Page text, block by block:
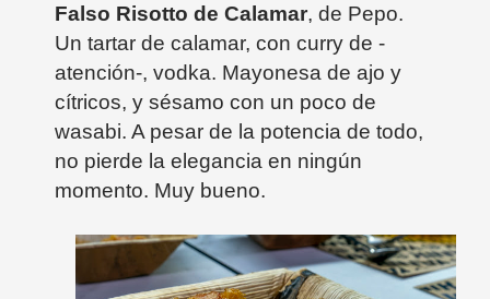
Falso Risotto de Calamar, de Pepo.
Un tartar de calamar, con curry de -
atención-, vodka. Mayonesa de ajo y
cítricos, y sésamo con un poco de
wasabi. A pesar de la potencia de todo,
no pierde la elegancia en ningún
momento. Muy bueno.